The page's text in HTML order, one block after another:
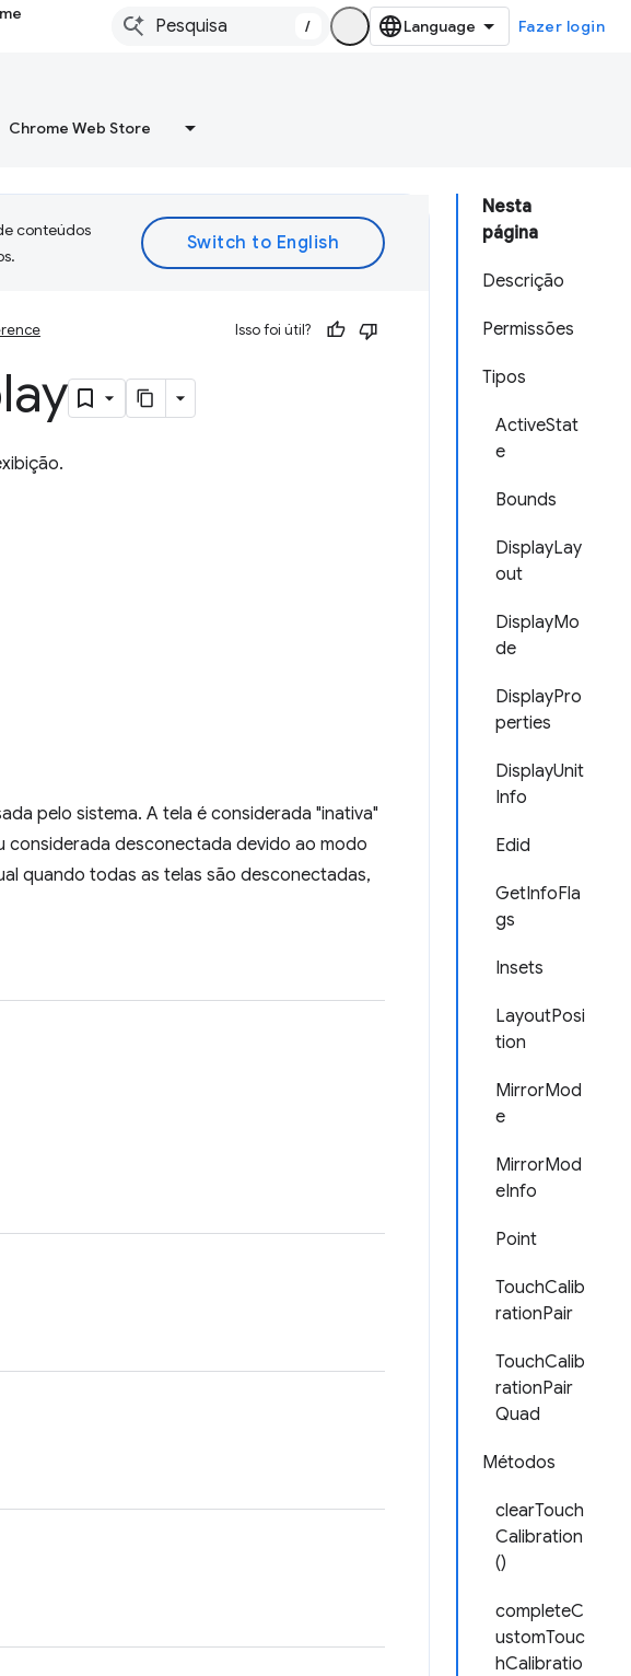
/ Fazer login
Chrome Web Store
Nesta
página
Descrição
Permissões
Tipos
ActiveStat
e
Bounds
DisplayLay
out
DisplayMo
de
DisplayPro
perties
DisplayUnit
Info
Edid
GetInfoFla
gs
Insets
LayoutPosi
tion
MirrorMod
e
MirrorMod
eInfo
Point
TouchCalib
rationPair
TouchCalib
rationPair
Quad
Métodos
clearTouch
Calibration
()
completeC
ustomTouc
hCalibratio
conteúdos
Isso foi útil?
pelo sistema. A tela é considerada "inativa"
desconectada devido ao modo
quando todas as telas são desconectadas,